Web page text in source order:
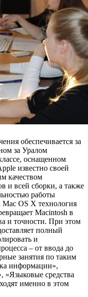
обеспечивается за
за Уралом
оснащенном
известно своей
качеством
и всей сборки, а также
работы
OS X технология
Macintosh в
и точности. При этом
полный
и
– от ввода до
занятия по таким
информации»,
«Языковые средства
именно в этом